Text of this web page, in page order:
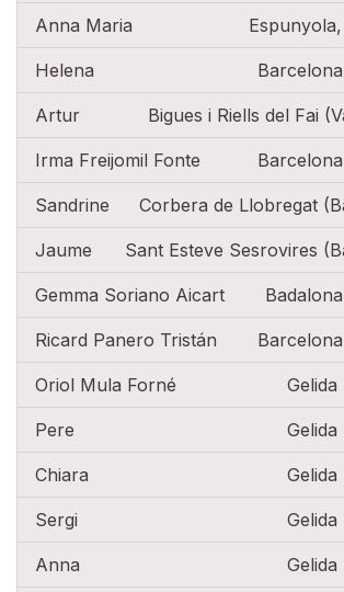
Anna Maria
Helena
Artur Bigues i Riells del Fai
Irma Freijomil Fonte
Sandrine Corbera de Llobregat
Jaume Sant Esteve Sesrovires
Gemma Soriano Aicart
Ricard Panero Tristán
Oriol Mula Forné Gelida
Pere Gelida
Chiara Gelida
Sergi Gelida
Anna Gelida